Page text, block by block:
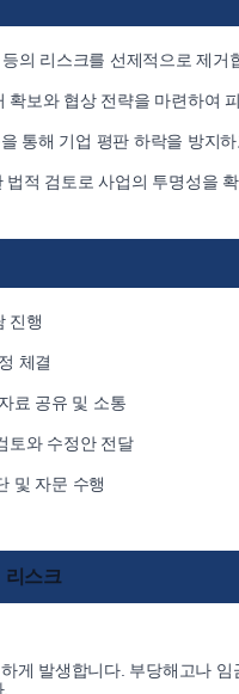
의 리스크를 선제적으로 제거
확보와 협상 전략을 마련하여
통해 기업 평판 하락을 방지
적 검토로 사업의 투명성을
진행
체결
료 공유 및 소통
토와 수정안 전달
및 자문 수행
리스크
게 발생합니다. 부당해고나